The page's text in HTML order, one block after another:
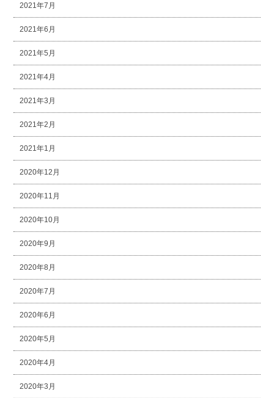
2021年7月
2021年6月
2021年5月
2021年4月
2021年3月
2021年2月
2021年1月
2020年12月
2020年11月
2020年10月
2020年9月
2020年8月
2020年7月
2020年6月
2020年5月
2020年4月
2020年3月